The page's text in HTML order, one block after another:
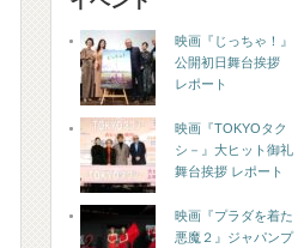
映画『じっちゃ！』
公開初日舞台挨拶
レポート
映画『TOKYOタク
シ－』大ヒット御礼
舞台挨拶 レポート
映画『プラダを着た
悪魔２』ジャパンプ